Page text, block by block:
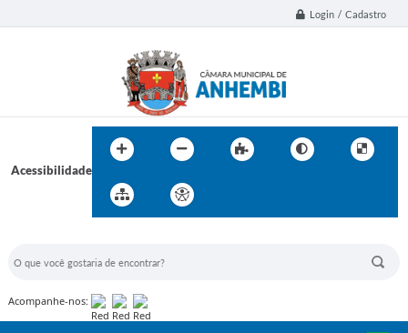
Login / Cadastro
Acessibilidade
Acompanhe-nos: